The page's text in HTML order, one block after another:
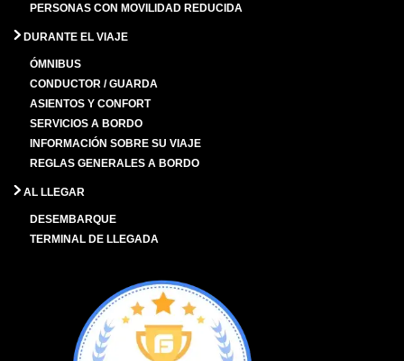
PERSONAS CON MOVILIDAD REDUCIDA
DURANTE EL VIAJE
ÓMNIBUS
CONDUCTOR / GUARDA
ASIENTOS Y CONFORT
SERVICIOS A BORDO
INFORMACIÓN SOBRE SU VIAJE
REGLAS GENERALES A BORDO
AL LLEGAR
DESEMBARQUE
TERMINAL DE LLEGADA